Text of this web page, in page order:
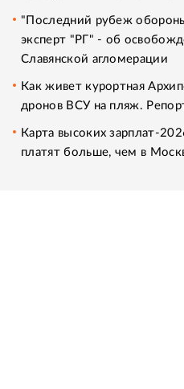
"Последний рубеж
эксперт "РГ" - об
Славянской агломерации
Как живет курортная
дронов ВСУ на пляж.
Карта высоких зарплат-
платят больше, чем в